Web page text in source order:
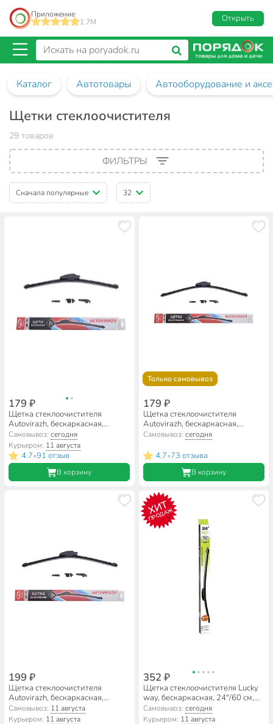
Приложение
1.7M
Открыть
Каталог Автотовары Автооборудование и
Щетки стеклоочистителя
29 товаров
ФИЛЬТРЫ
Сначала популярные 32
179 ₽
Щетка стеклоочистителя
Autovirazh, бескаркасная,
16"/40 см, AV-155Y, AV-001615
Самовывоз:сегодня
Курьером: 11 августа
4.7•91 отзыв
В корзину
Только самовывоз
179 ₽
Щетка стеклоочистителя
Autovirazh, бескаркасная,
20"/50 см, AV-155Y, AV-002015
Самовывоз: сегодня
4.7•73 отзыва
В корзину
199 ₽
Щетка стеклоочистителя
Autovirazh, бескаркасная,
18"/45 см, AV-155Y, AV-001815
Самовывоз: 11 августа
Курьером: 11 августа
ХИТ
ПРОДАЖ
352 ₽
Щетка стеклоочистителя Lucky
way, бескаркасная, 24"/60 см,
SCHET163
Самовывоз: сегодня
Курьером: 11 августа